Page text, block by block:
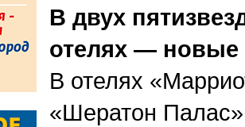
В двух
отелях — новые
В отелях
«Шератон